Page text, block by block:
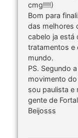
cmg!!!!)
Bom para
das melhores
cabelo ja está
tratamentos e
mundo.
PS. Segundo
movimento
sou paulista e
gente de
Beijosss